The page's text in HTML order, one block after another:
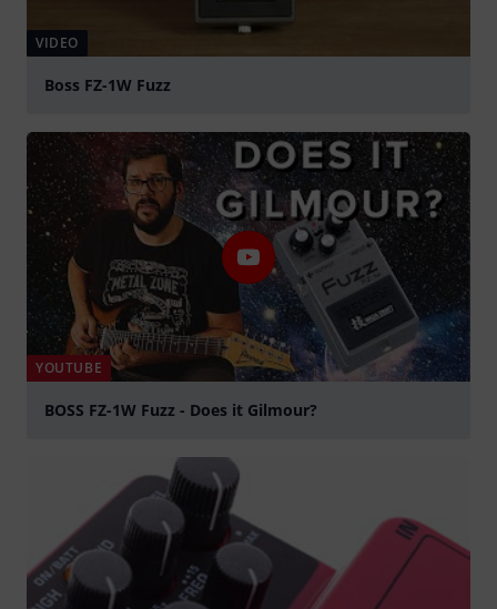
VIDEO
Boss FZ-1W Fuzz
YOUTUBE
BOSS FZ-1W Fuzz - Does it Gilmour?